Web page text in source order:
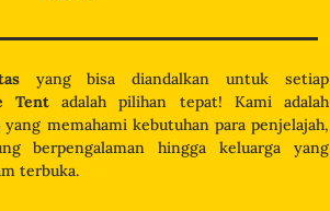
yang bisa diandalkan untuk setiap
Tentadalah pilihan tepat! Kami adalah
memahami kebutuhan para penjelajah,
berpengalaman hingga keluarga yang
terbuka.